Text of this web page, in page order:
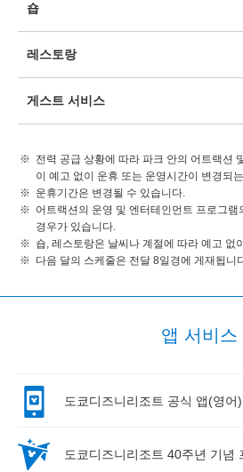
숍
레스토랑
게스트 서비스
전력 공급 상황에 따라 파크 안의 어트랙션
이 예고 없이 운휴 또는 운영시간이 변경되
운휴기간은 변경될 수 있습니다.
어트랙션의 운영 및 엔터테인먼트 프로그
경우가 있습니다.
숍, 레스토랑은 날씨나 계절에 따라 예고 없
다음 달의 스케줄은 전달 8일경에 게재됩니
앱 서비스
도쿄디즈니리조트 공식 앱(영어)
도쿄디즈니리조트 40주년 기념